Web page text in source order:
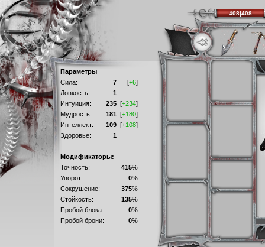
Параметры
Сила:
7 [+6]
Ловкость:
1
Интуиция:
235 [+234]
Мудрость:
181 [+180]
Интеллект:
109 [+108]
Здоровье:
1
Модификаторы:
Точность:
415%
Уворот:
0%
Сокрушение:
375%
Стойкость:
135%
Пробой блока:
0%
Пробой брони:
0%
408|408